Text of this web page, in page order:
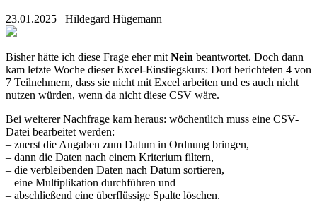
23.01.2025 Hildegard Hügemann
Bisher hätte ich diese Frage eher mit Nein beantwortet. Doch dann
kam letzte Woche dieser Excel-Einstiegskurs: Dort berichteten 4 von
7 Teilnehmern, dass sie nicht mit Excel arbeiten und es auch nicht
nutzen würden, wenn da nicht diese CSV wäre.
Bei weiterer Nachfrage kam heraus: wöchentlich muss eine CSV-
Datei bearbeitet werden:
– zuerst die Angaben zum Datum in Ordnung bringen,
– dann die Daten nach einem Kriterium filtern,
– die verbleibenden Daten nach Datum sortieren,
– eine Multiplikation durchführen und
– abschließend eine überflüssige Spalte löschen.